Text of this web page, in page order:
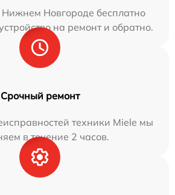
Новгороде бесплатно
на ремонт и обратно.
Срочный ремонт
техники Miele мы
в течение 2 часов.